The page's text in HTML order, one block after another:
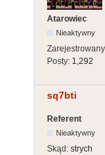
Atarowiec
Nieaktywny
Posty: 1,292
sq7bti
Referent
Nieaktywny
Skąd: strych